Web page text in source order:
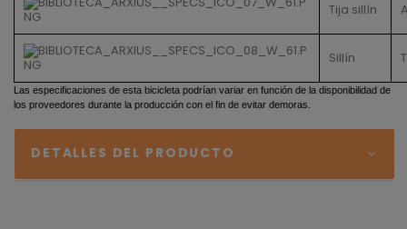
Tija sillín
Sillín
Las especificaciones de esta bicicleta podrían variar en función de la disponibilidad de
los proveedores durante la producción con el fin de evitar demoras.
DETALLES DEL PRODUCTO